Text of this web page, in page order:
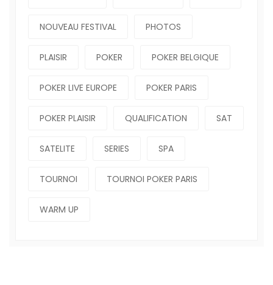
NOUVEAU FESTIVAL PHOTOS
PLAISIR POKER POKER BELGIQUE
POKER LIVE EUROPE POKER PARIS
POKER PLAISIR QUALIFICATION SAT
SATELITE SERIES SPA
TOURNOI TOURNOI POKER PARIS
WARM UP